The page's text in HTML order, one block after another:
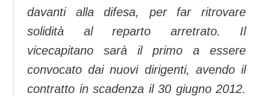
davanti alla difesa, per far ritrovare
solidità al reparto arretrato. Il
vicecapitano sarà il primo a essere
convocato dai nuovi dirigenti, avendo il
contratto in scadenza il 30 giugno 2012.